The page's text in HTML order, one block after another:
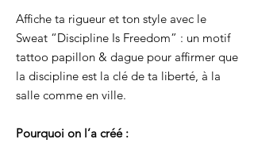
Affiche ta rigueur et ton style avec le
Sweat “Discipline Is Freedom” : un motif
tattoo papillon & dague pour affirmer que
la discipline est la clé de ta liberté, à la
salle comme en ville.
Pourquoi on l’a créé :